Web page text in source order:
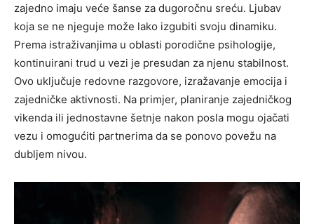
zajedno imaju veće šanse za dugoročnu sreću. Ljubav
koja se ne njeguje može lako izgubiti svoju dinamiku.
Prema istraživanjima u oblasti porodične psihologije,
kontinuirani trud u vezi je presudan za njenu stabilnost.
Ovo uključuje redovne razgovore, izražavanje emocija i
zajedničke aktivnosti. Na primjer, planiranje zajedničkog
vikenda ili jednostavne šetnje nakon posla mogu ojačati
vezu i omogućiti partnerima da se ponovo povežu na
dubljem nivou.